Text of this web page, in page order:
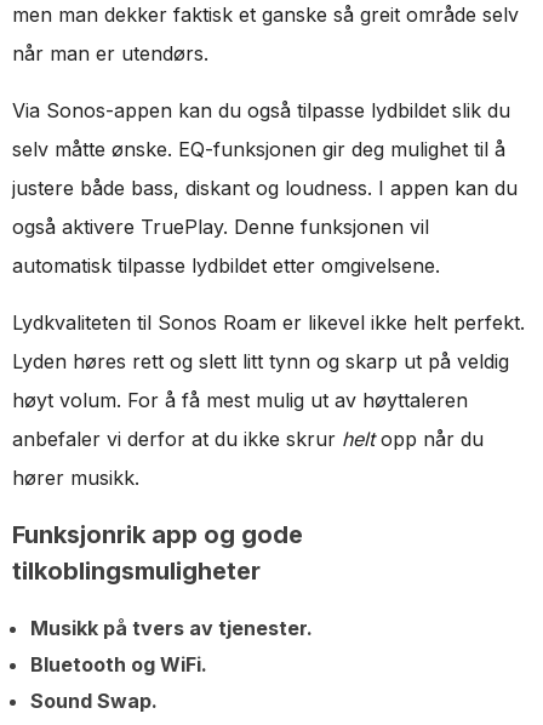
men man dekker faktisk et ganske så greit område selv
når man er utendørs.
Via Sonos-appen kan du også tilpasse lydbildet slik du
selv måtte ønske. EQ-funksjonen gir deg mulighet til å
justere både bass, diskant og loudness. I appen kan du
også aktivere TruePlay. Denne funksjonen vil
automatisk tilpasse lydbildet etter omgivelsene.
Lydkvaliteten til Sonos Roam er likevel ikke helt perfekt.
Lyden høres rett og slett litt tynn og skarp ut på veldig
høyt volum. For å få mest mulig ut av høyttaleren
anbefaler vi derfor at du ikke skrur heltopp når du
hører musikk.
Funksjonrik app og gode
tilkoblingsmuligheter
Musikk på tvers av tjenester.
Bluetooth og WiFi.
Sound Swap.